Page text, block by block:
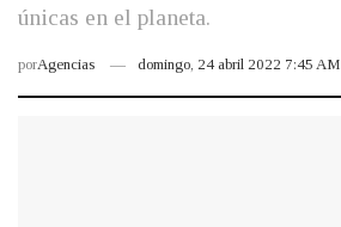
únicas en el planeta.
porAgencias domingo, 24 abril 2022 7:45 AM